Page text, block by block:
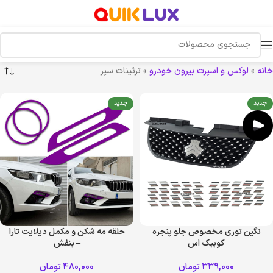
خانه » لوکس و اسپرت بیرون خودرو » تزئینات سپر
جدید
نگین توری مخصوص جلو پنجره
کوییک اس
339,000تومان
جدید
حلقه مه شکن و مکمل دیلایت تارا
– بنفش
480,000تومان